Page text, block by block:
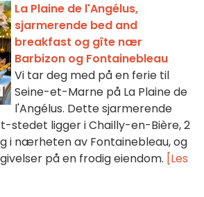
La Plaine de l'Angélus,
sjarmerende bed and
breakfast og gîte nær
Barbizon og Fontainebleau
Vi tar deg med på en ferie til
Seine-et-Marne på La Plaine de
l'Angélus. Dette sjarmerende
stedet ligger i Chailly-en-Bière, 2
i nærheten av Fontainebleau, og
på en frodig eiendom. [Les